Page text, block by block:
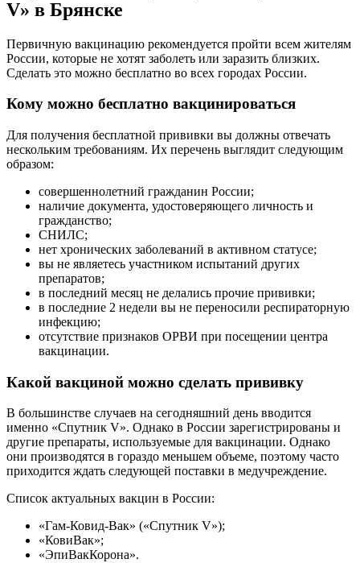
V» в Брянске
Первичную вакцинацию рекомендуется пройти всем жителям
России, которые не хотят заболеть или заразить близких.
Сделать это можно бесплатно во всех городах России.
Кому можно бесплатно вакцинироваться
Для получения бесплатной прививки вы должны отвечать
нескольким требованиям. Их перечень выглядит следующим
образом:
совершеннолетний гражданин России;
наличие документа, удостоверяющего личность и
гражданство;
СНИЛС;
нет хронических заболеваний в активном статусе;
вы не являетесь участником испытаний других
препаратов;
в последний месяц не делались прочие прививки;
в последние 2 недели вы не переносили респираторную
инфекцию;
отсутствие признаков ОРВИ при посещении центра
вакцинации.
Какой вакциной можно сделать прививку
В большинстве случаев на сегодняшний день вводится
именно «Спутник V». Однако в России зарегистрированы и
другие препараты, используемые для вакцинации. Однако
они производятся в гораздо меньшем объеме, поэтому часто
приходится ждать следующей поставки в медучреждение.
Список актуальных вакцин в России:
«Гам-Ковид-Вак» («Спутник V»);
«КовиВак»;
«ЭпиВакКорона».